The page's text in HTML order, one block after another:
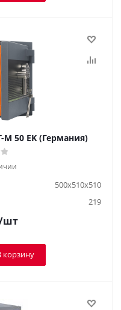
M 50 EK (Германия)
500x510x510
219
шт
корзину